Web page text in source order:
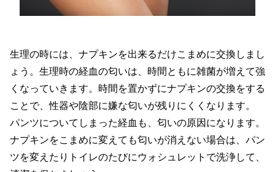
生理の時には、ナプキンを出来るだけこまめに交換しまし
ょう。生理時の経血の匂いは、時間ともに雑菌が増えて強
くなっていきます。時間を置かずにナプキンの交換をする
ことで、性器や陰部に嫌な匂いが残りにくくなります。
パンツについてしまった経血も、匂いの原因になります。
ナプキンをこまめに変えても匂いが消えない場合は、パン
ツを変えたりトイレのたびにウォシュレットで洗浄して、